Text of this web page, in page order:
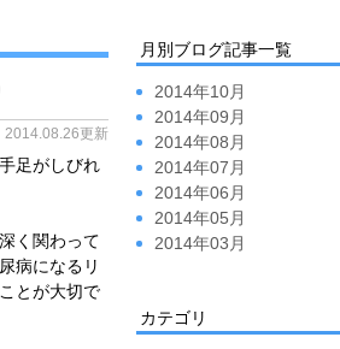
2014.08.26更新
足がしびれ
く関わって
病になるリ
とが大切で
月別ブログ記事一覧
2014年10月
2014年09月
2014年08月
2014年07月
2014年06月
2014年05月
2014年03月
カテゴリ